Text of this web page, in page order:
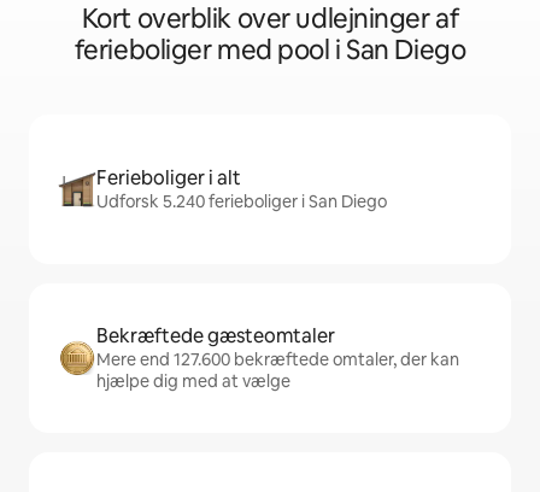
Kort overblik over udlejninger af
ferieboliger med pool i San Diego
Ferieboliger i alt
Udforsk 5.240 ferieboliger i San Diego
Bekræftede gæsteomtaler
Mere end 127.600 bekræftede omtaler, der kan
hjælpe dig med at vælge